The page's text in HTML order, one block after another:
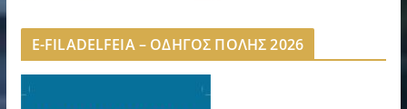
E-FILADELFEIA – ΟΔΗΓΟΣ ΠΟΛΗΣ 2026